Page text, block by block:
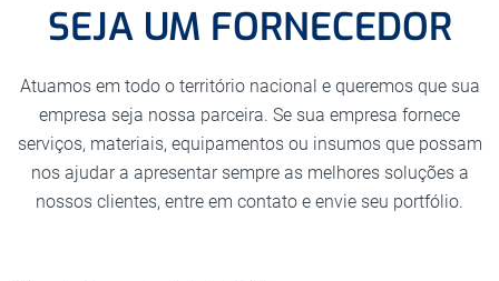
SEJA UM FORNECEDOR
Atuamos em todo o território nacional e queremos que sua
empresa seja nossa parceira. Se sua empresa fornece
serviços, materiais, equipamentos ou insumos que possam
nos ajudar a apresentar sempre as melhores soluções a
nossos clientes, entre em contato e envie seu portfólio.